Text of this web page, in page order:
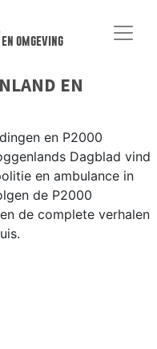
omgeving
EN
en P2000
Dagblad vind
en ambulance in
de P2000
de complete verhalen